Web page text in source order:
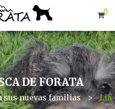
0
DE FORATA
sus nuevas familias >
Lia